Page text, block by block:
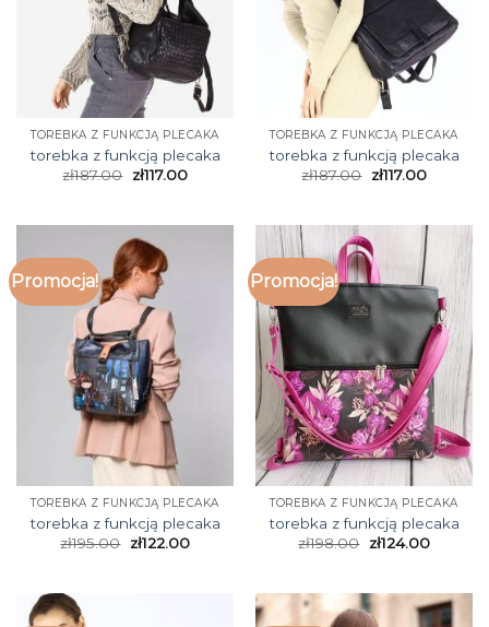
TOREBKA Z FUNKCJĄ PLECAKA
torebka z funkcją plecaka
zł187.00 zł117.00
TOREBKA Z FUNKCJĄ PLECAKA
torebka z funkcją plecaka
zł187.00 zł117.00
Promocja!
TOREBKA Z FUNKCJĄ PLECAKA
torebka z funkcją plecaka
zł195.00 zł122.00
Promocja!
TOREBKA Z FUNKCJĄ PLECAKA
torebka z funkcją plecaka
zł198.00 zł124.00